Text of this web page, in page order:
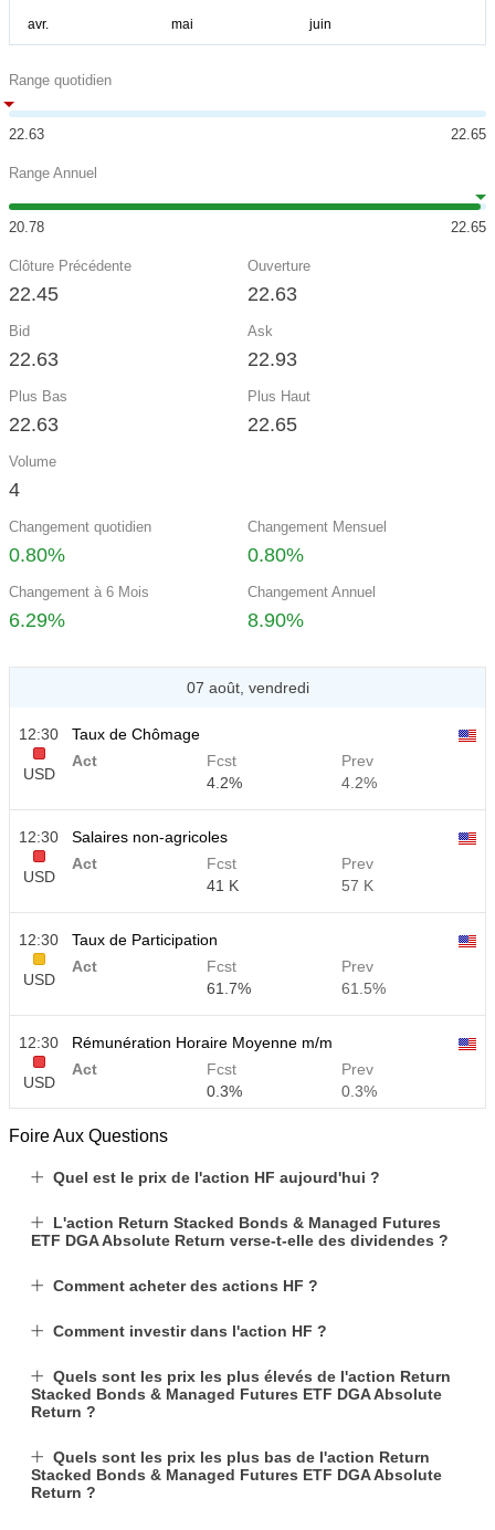
Range quotidien
22.63 22.65
Range Annuel
20.78 22.65
Clôture Précédente
22.45
Ouverture
22.63
Bid
22.63
Ask
22.93
Plus Bas
22.63
Plus Haut
22.65
Volume
4
Changement quotidien
0.80%
Changement Mensuel
0.80%
Changement à 6 Mois
6.29%
Changement Annuel
8.90%
07 août, vendredi
12:30
USD
Taux de Chômage
Act
Fcst
4.2%
Prev
4.2%
12:30
USD
Salaires non-agricoles
Act
Fcst
41 K
Prev
57 K
12:30
USD
Taux de Participation
Act
Fcst
61.7%
Prev
61.5%
12:30
USD
Rémunération Horaire Moyenne m/m
Act
Fcst
0.3%
Prev
0.3%
12:30
USD
Rémunération Horaire Moyenne a/a
Act
Fcst
Prev
12:30
USD
Masses Salariales Privées Non-Agricoles
40 K
USD
Act
Fcst
7.9%
Prev
7.9%
17:00
USD
Baker Hughes Nombre de plates-formes pétrolières
américaines
Act
Foire Aux Questions
Quel est le prix de l'action HF aujourd'hui ?
L'action Return Stacked Bonds & Managed Futures
ETF DGA Absolute Return verse-t-elle des dividendes ?
Comment acheter des actions HF ?
Comment investir dans l'action HF ?
Quels sont les prix les plus élevés de l'action Return
Stacked Bonds & Managed Futures ETF DGA Absolute
Return ?
Quels sont les prix les plus bas de l'action Return
Stacked Bonds & Managed Futures ETF DGA Absolute
Return ?